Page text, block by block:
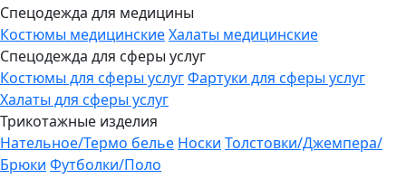
Спецодежда для медицины
Костюмы медицинскиеХалаты медицинские
Спецодежда для сферы услуг
Костюмы для сферы услугФартуки для сферы услуг
Халаты для сферы услуг
Трикотажные изделия
Нательное/Термо белье Носки Толстовки/Джемпера/
Брюки Футболки/Поло